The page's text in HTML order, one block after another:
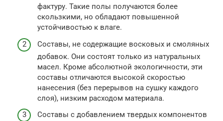
фактуру. Такие полы получаются более
скользкими, но обладают повышенной
устойчивостью к влаге.
Составы, не содержащие восковых и смоляных
добавок. Они состоят только из натуральных
масел. Кроме абсолютной экологичности, эти
составы отличаются высокой скоростью
нанесения (без перерывов на сушку каждого
слоя), низким расходом материала.
Составы с добавлением твердых компонентов